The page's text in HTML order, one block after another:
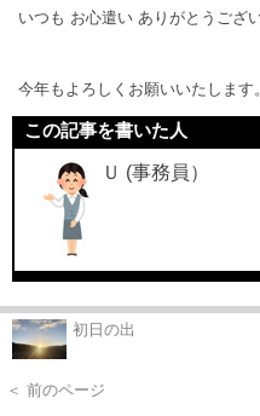
いつも お心遣い ありがとうござ
今年もよろしくお願いいたします。
この記事を書いた人
Ｕ (事務員）
初日の出
＜ 前のページ